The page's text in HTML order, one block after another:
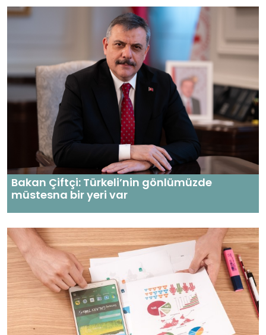
Bakan Çiftçi: Türkeli’nin gönlümüzde
müstesna bir yeri var